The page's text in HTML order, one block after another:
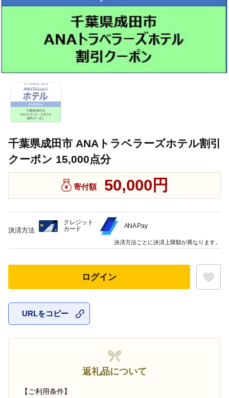
千葉県成田市 ANAトラベラーズホテル割引
クーポン 15,000点分
寄付額 50,000円
ログイン
URLをコピー
返礼品について
【ご利用条件】
決済方法
クレジット
カード
ANA Pay
決済方法ごとに決済上限額が異なります。